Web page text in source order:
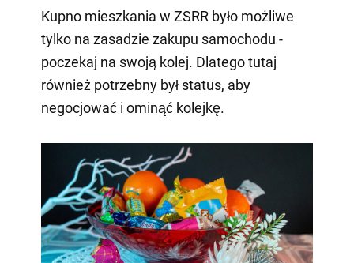
Kupno mieszkania w ZSRR było możliwe
tylko na zasadzie zakupu samochodu -
poczekaj na swoją kolej. Dlatego tutaj
również potrzebny był status, aby
negocjować i ominąć kolejkę.